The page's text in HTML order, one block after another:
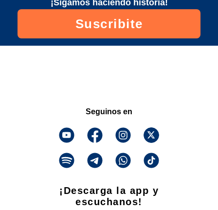
¡Sigamos haciendo historia!
Suscribite
Seguinos en
¡Descarga la app y
escuchanos!